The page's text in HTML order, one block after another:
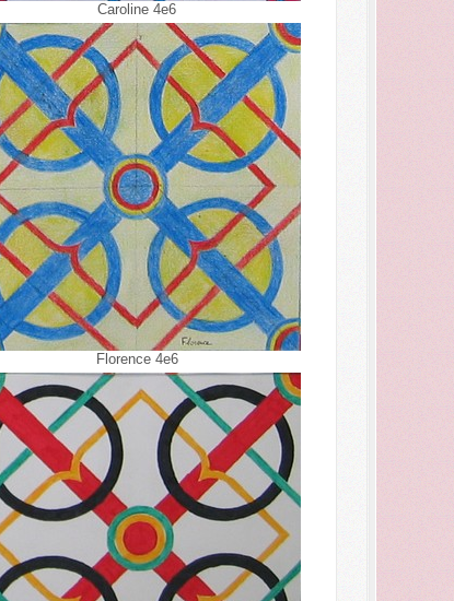
Caroline 4e6
Florence 4e6